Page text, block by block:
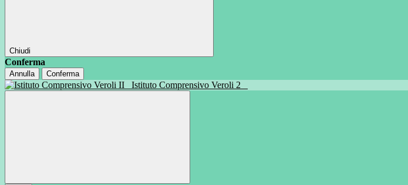
Chiudi
Conferma
Annulla Conferma
Istituto Comprensivo Veroli 2